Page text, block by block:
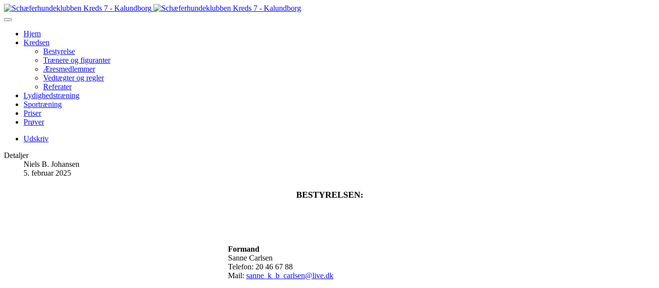
Hjem
Kredsen
Bestyrelse
Trænere og figuranter
Æresmedlemmer
Vedtægter og regler
Referater
Lydighedstræning
Sportræning
Priser
Prøver
Udskriv
Detaljer
Niels B. Johansen
5. februar 2025
BESTYRELSEN:
Formand
Sanne Carlsen
Telefon: 20 46 67 88
Mail: sanne_k_b_carlsen@live.dk